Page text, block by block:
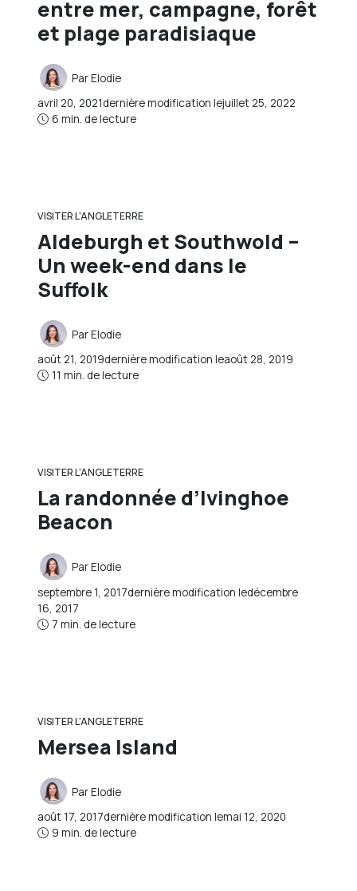
entre mer, campagne, forêt
et plage paradisiaque
ParElodie
avril 20, 2021dernière modification lejuillet 25, 2022
6 min. de lecture
VISITER L'ANGLETERRE
Aldeburgh et Southwold –
Un week-end dans le
Suffolk
ParElodie
août 21, 2019dernière modification leaoût 28, 2019
11 min. de lecture
VISITER L'ANGLETERRE
La randonnée d’Ivinghoe
Beacon
ParElodie
septembre 1, 2017dernière modification ledécembre
16, 2017
7 min. de lecture
VISITER L'ANGLETERRE
Mersea Island
ParElodie
août 17, 2017dernière modification lemai 12, 2020
9 min. de lecture